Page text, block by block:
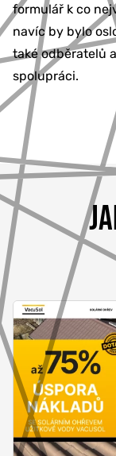
formulář k co
navíc by bylo
také odběratelů
spolupráci.